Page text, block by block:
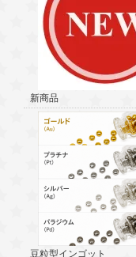
新商品
豆粒型インゴット